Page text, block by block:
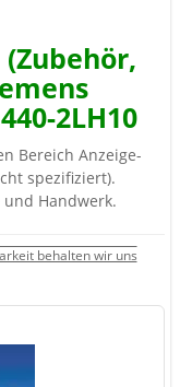
2LH10
Bereich Anzeige-
spezifiziert).
Handwerk.
behalten wir uns